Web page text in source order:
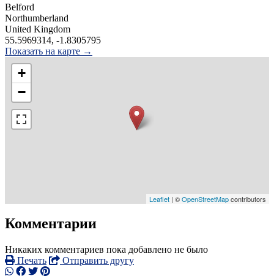
Belford
Northumberland
United Kingdom
55.5969314, -1.8305795
Показать на карте →
+
−
Leaflet | ©OpenStreetMapcontributors
Комментарии
Никаких комментариев пока добавлено не было
Печать
Отправить другу